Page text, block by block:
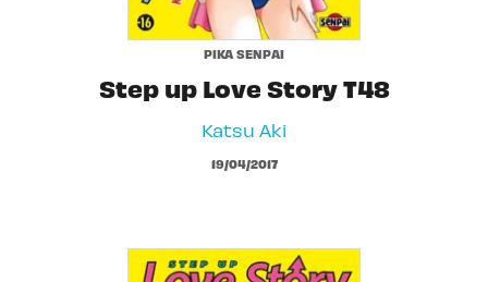
PIKA SENPAI
Step up Love Story T48
Katsu Aki
19/04/2017